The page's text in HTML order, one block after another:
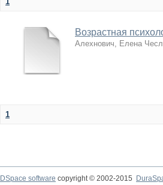
Возрастная
Алехнович, Елена
1
DSpace software copyright © 2002-2015